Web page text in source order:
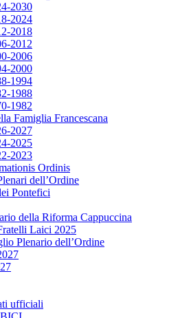
2030
2024
2018
2012
2006
2000
1994
1988
1982
Famiglia Francescana
2027
2025
2023
Ordinis
dell’Ordine
Pontefici
della Riforma Cappuccina
Laici 2025
Plenario dell’Ordine
ufficiali